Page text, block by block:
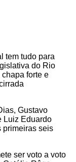
tem tudo para
do Rio
forte e
Gustavo
Luiz Eduardo
primeiras seis
ser voto a voto